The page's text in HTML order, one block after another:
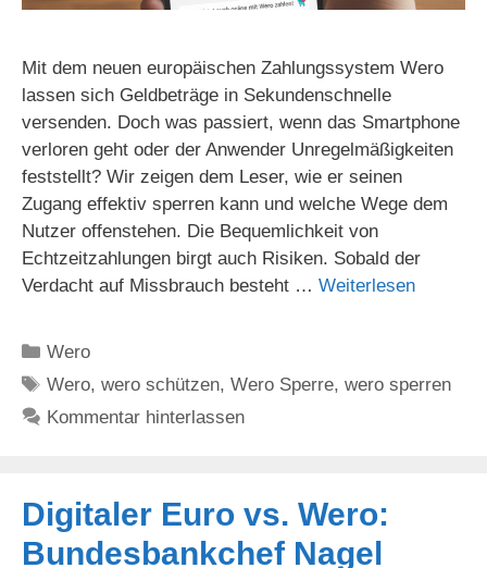
Mit dem neuen europäischen Zahlungssystem Wero
lassen sich Geldbeträge in Sekundenschnelle
versenden. Doch was passiert, wenn das Smartphone
verloren geht oder der Anwender Unregelmäßigkeiten
feststellt? Wir zeigen dem Leser, wie er seinen
Zugang effektiv sperren kann und welche Wege dem
Nutzer offenstehen. Die Bequemlichkeit von
Echtzeitzahlungen birgt auch Risiken. Sobald der
Verdacht auf Missbrauch besteht … Weiterlesen
Kategorien
Wero
Schlagwörter
Wero,wero schützen,Wero Sperre,wero sperren
Kommentar hinterlassen
Digitaler Euro vs. Wero:
Bundesbankchef Nagel